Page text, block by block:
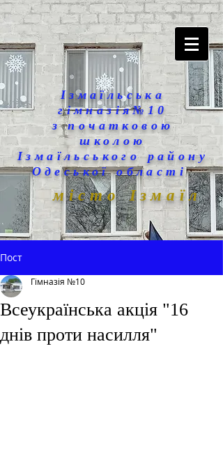
Ізмаїльська
гімназія№10
з початковою
школою
Ізмаїльського району
Одеської області
місто Ізмаїл
Пост
Всеукраїнська акція "16
днів проти насилля"
Гімназія №10